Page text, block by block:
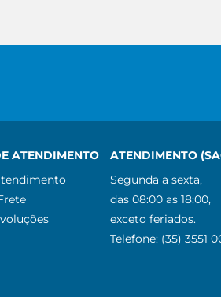
ATENDIMENTO
ATENDIMENTO
Segunda a sexta,
das 08:00 as 18:00,
exceto feriados.
Telefone: (35) 3551